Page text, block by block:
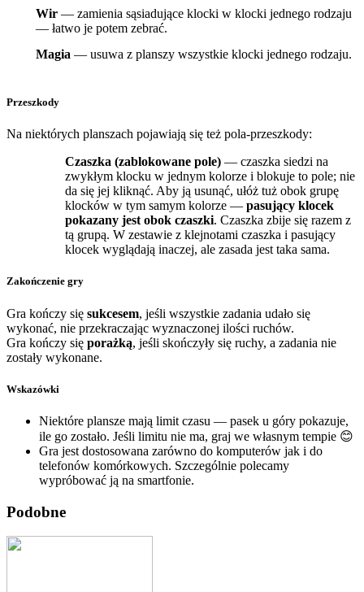
Wir — zamienia sąsiadujące klocki w klocki jednego rodzaju
— łatwo je potem zebrać.
Magia — usuwa z planszy wszystkie klocki jednego rodzaju.
Przeszkody
Na niektórych planszach pojawiają się też pola-przeszkody:
Czaszka (zablokowane pole) — czaszka siedzi na
zwykłym klocku w jednym kolorze i blokuje to pole; nie
da się jej kliknąć. Aby ją usunąć, ułóż tuż obok grupę
klocków w tym samym kolorze — pasujący klocek
pokazany jest obok czaszki. Czaszka zbije się razem z
tą grupą. W zestawie z klejnotami czaszka i pasujący
klocek wyglądają inaczej, ale zasada jest taka sama.
Zakończenie gry
Gra kończy się sukcesem, jeśli wszystkie zadania udało się
wykonać, nie przekraczając wyznaczonej ilości ruchów.
Gra kończy się porażką, jeśli skończyły się ruchy, a zadania nie
zostały wykonane.
Wskazówki
Niektóre plansze mają limit czasu — pasek u góry pokazuje,
ile go zostało. Jeśli limitu nie ma, graj we własnym tempie 😊
Gra jest dostosowana zarówno do komputerów jak i do
telefonów komórkowych. Szczególnie polecamy
wypróbować ją na smartfonie.
Podobne